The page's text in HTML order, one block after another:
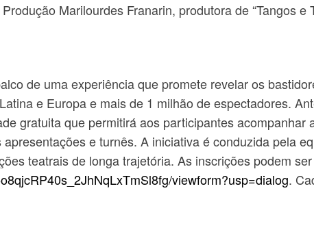
Marilourdes Franarin, produtora de “Tangos e
de uma experiência que promete revelar os
e Europa e mais de 1 milhão de espectadores.
gratuita que permitirá aos participantes
e turnês. A iniciativa é conduzida pela
teatrais de longa trajetória. As inscrições podem
2JhNqLxTmSl8fg/viewform?usp=dialog.